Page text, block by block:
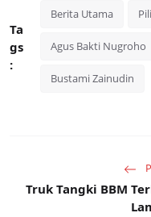
Ta
gs
:
Berita Utama
Agus Bakti Nugroho
Bustami Zainudin
Truk Tangki BBM